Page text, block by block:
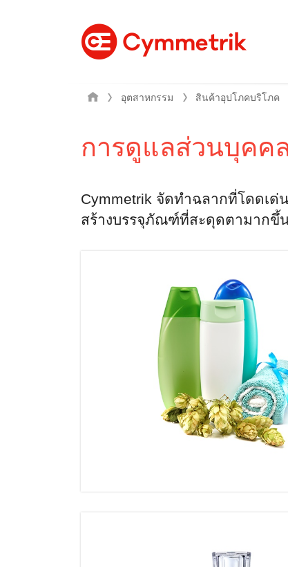
อุตสาหกรรม สินค้าอุปโภคบริโภค
การดูแลส่วนบุคคล
Cymmetrik จัดทำฉลากที่โดดเด่
สร้างบรรจุภัณฑ์ที่สะดุดตามากขึ้